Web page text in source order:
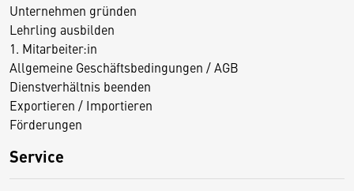
Unternehmen gründen
Lehrling ausbilden
1. Mitarbeiter:in
Allgemeine Geschäftsbedingungen / AGB
Dienstverhältnis beenden
Exportieren / Importieren
Förderungen
Service